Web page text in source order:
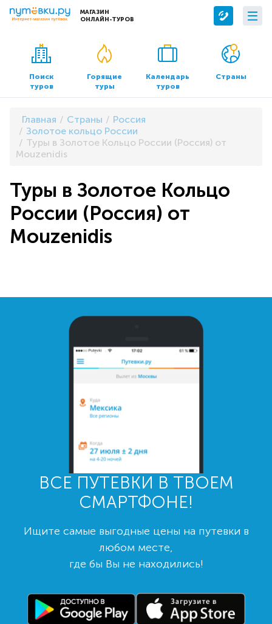
МАГАЗИН
ОНЛАЙН-ТУРОВ
Сервисы
Бронирование отелей
Трансфер
О компании
О нас
Контакты
Документы и реквизиты
Офисы продаж
Поиск
туров
Горящие
туры
Календарь
туров
Страны
Главная Страны
Россия
Золотое кольцо России
Туры в Золотое Кольцо России (Россия) от
Mouzenidis
Туры в Золотое Кольцо
России (Россия) от
Mouzenidis
ВСЕ ПУТЕВКИ В ТВОЕМ
СМАРТФОНЕ!
Ищите самые выгодные цены на путевки в
любом месте,
где бы Вы не находились!